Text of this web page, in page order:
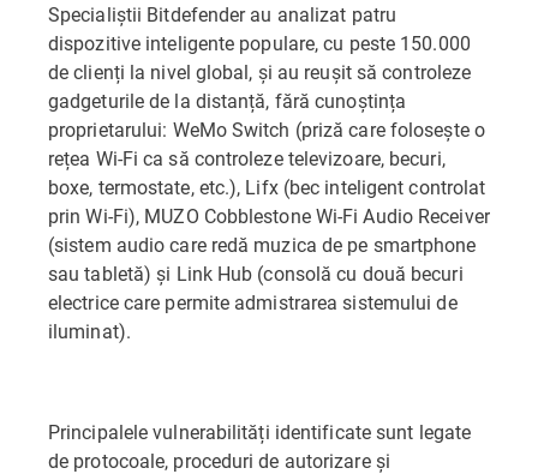
Specialiștii Bitdefender au analizat patru
dispozitive inteligente populare, cu peste 150.000
de clienți la nivel global, și au reușit să controleze
gadgeturile de la distanță, fără cunoștința
proprietarului: WeMo Switch (priză care folosește o
rețea Wi-Fi ca să controleze televizoare, becuri,
boxe, termostate, etc.), Lifx (bec inteligent controlat
prin Wi-Fi), MUZO Cobblestone Wi-Fi Audio Receiver
(sistem audio care redă muzica de pe smartphone
sau tabletă) și Link Hub (consolă cu două becuri
electrice care permite admistrarea sistemului de
iluminat).
Principalele vulnerabilități identificate sunt legate
de protocoale, proceduri de autorizare și